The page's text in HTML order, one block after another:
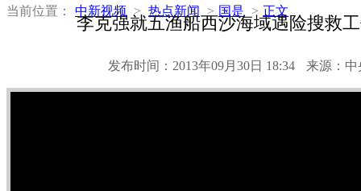
当前位置： 中新视频 > 热点新闻 > 国是 > 正文
李克强就五渔船西沙海域遇险搜救
发布时间：2013年09月30日 18:34 来源：中